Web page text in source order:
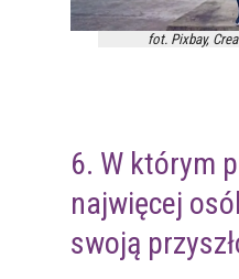
fot. Pixbay,
6. W którym
najwięcej
swoją